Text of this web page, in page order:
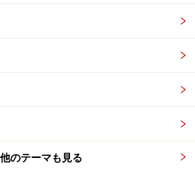
を「『セスキ炭酸ソーダ』なんて
う方が聞いたら、即、意識が遠く
」なんて言いたくなってしまいま
、もうちょっとアルカリ性の強い
他のテーマも見る